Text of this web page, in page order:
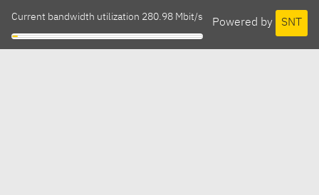
Powered by SNT
Current bandwidth utilization 280.98 Mbit/s